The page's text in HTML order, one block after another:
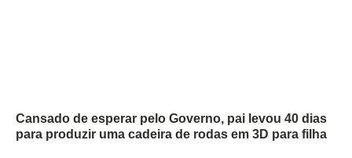
Cansado de esperar pelo Governo, pai levou 40 dias
para produzir uma cadeira de rodas em 3D para filha